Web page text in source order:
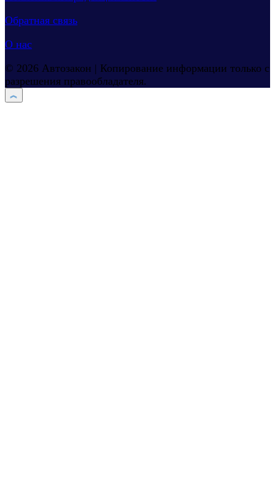
Обратная связь
О нас
© 2026 Автозакон | Копирование информации только с
разрешения правообладателя.